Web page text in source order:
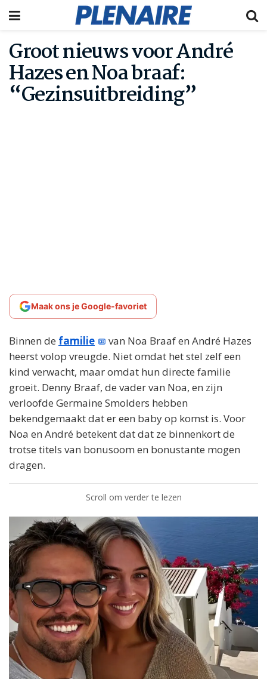
Groot nieuws voor André
Hazes en Noa braaf:
“Gezinsuitbreiding”
Maak ons je Google-favoriet
Binnen de familie
van Noa Braaf en André Hazes
heerst volop vreugde. Niet omdat het stel zelf een
kind verwacht, maar omdat hun directe familie
groeit. Denny Braaf, de vader van Noa, en zijn
verloofde Germaine Smolders hebben
bekendgemaakt dat er een baby op komst is. Voor
Noa en André betekent dat dat ze binnenkort de
trotse titels van bonusoom en bonustante mogen
dragen.
Scroll om verder te lezen